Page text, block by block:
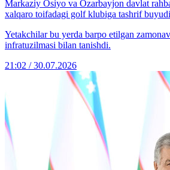
Markaziy Osiyo va Ozarbayjon davlat
xalqaro toifadagi golf klubiga tashrif buyudi
Yetakchilar bu yerda barpo etilgan
infratuzilmasi bilan tanishdi.
21:02 / 30.07.2026